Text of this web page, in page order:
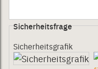
Sicherheitsfrage
Sicherheitsgrafik